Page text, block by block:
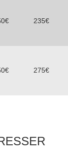
235€
275€